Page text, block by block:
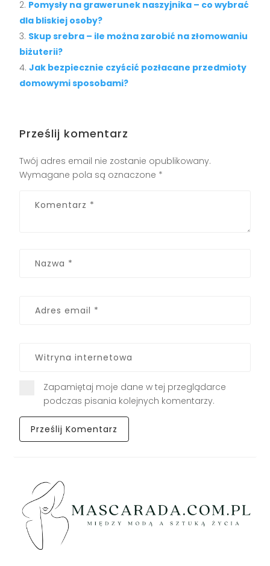
Pomysły na grawerunek naszyjnika – co wybrać
dla bliskiej osoby?
Skup srebra – ile można zarobić na złomowaniu
biżuterii?
Jak bezpiecznie czyścić pozłacane przedmioty
domowymi sposobami?
Prześlij komentarz
Twój adres email nie zostanie opublikowany.
Wymagane pola są oznaczone *
Zapamiętaj moje dane w tej przeglądarce
podczas pisania kolejnych komentarzy.